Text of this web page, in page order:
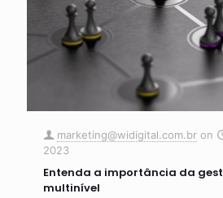
marketing@widigital.com.br on
2023
Entenda a importância da
multinível